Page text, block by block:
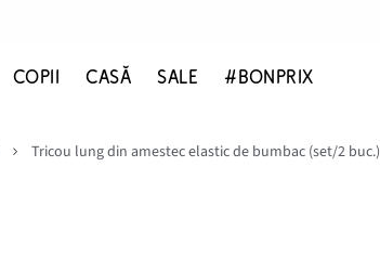
COPII CASĂ SALE #BONPRIX
Tricou lung din amestec elastic de bumbac (set/2 buc.)